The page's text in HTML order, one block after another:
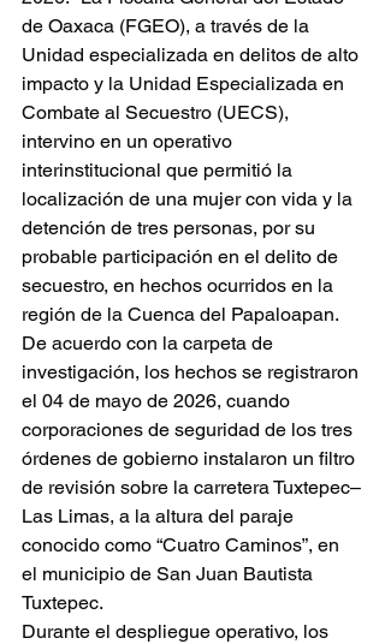
de Oaxaca (FGEO), a través de la
Unidad especializada en delitos de alto
impacto y la Unidad Especializada en
Combate al Secuestro (UECS),
intervino en un operativo
interinstitucional que permitió la
localización de una mujer con vida y la
detención de tres personas, por su
probable participación en el delito de
secuestro, en hechos ocurridos en la
región de la Cuenca del Papaloapan.
De acuerdo con la carpeta de
investigación, los hechos se registraron
el 04 de mayo de 2026, cuando
corporaciones de seguridad de los tres
órdenes de gobierno instalaron un filtro
de revisión sobre la carretera Tuxtepec–
Las Limas, a la altura del paraje
conocido como “Cuatro Caminos”, en
el municipio de San Juan Bautista
Tuxtepec.
Durante el despliegue operativo, los